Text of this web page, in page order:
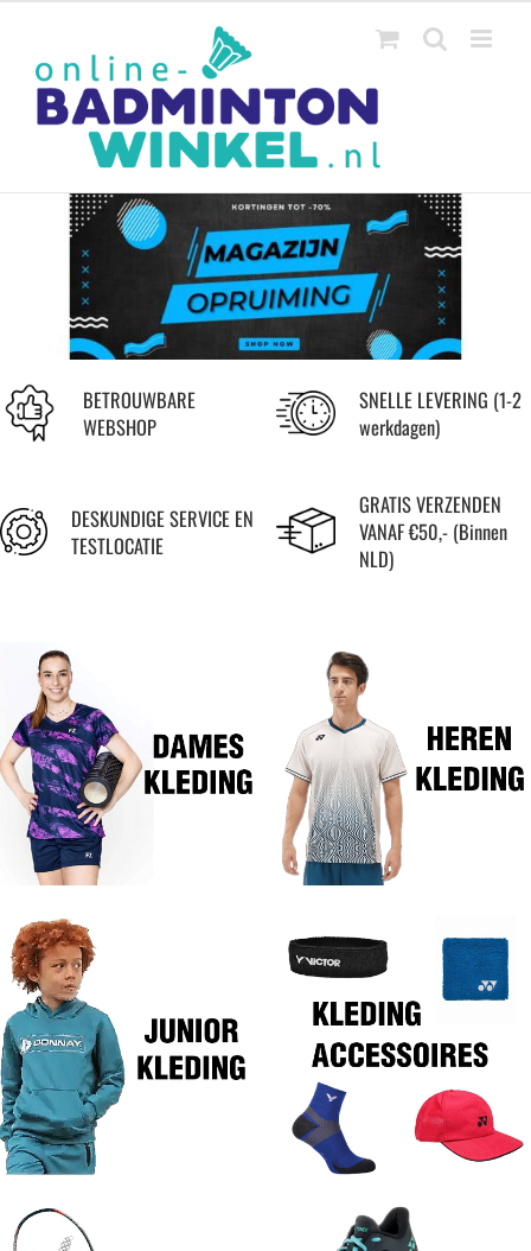
inhoud
BETROUWBARE
WEBSHOP
SNELLE LEVERING (1-2
werkdagen)
DESKUNDIGE SERVICE EN
TESTLOCATIE
GRATIS VERZENDEN
VANAF €50,- (Binnen
NLD)